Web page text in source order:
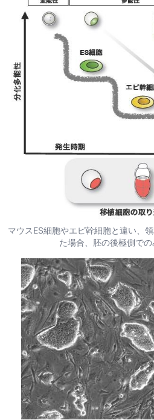
マウスES細胞やエピ幹細胞と違い、
た場合、胚の後極側で